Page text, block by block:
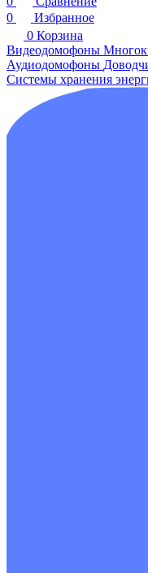
0
Избранное
0 Корзина
Видеодомофоны
Аудиодомофоны
Системы хранения